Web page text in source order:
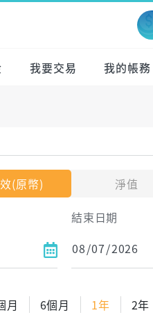
我要交易 我的帳務
(原幣)
淨值
結束日期
月 6個月 1年 2年